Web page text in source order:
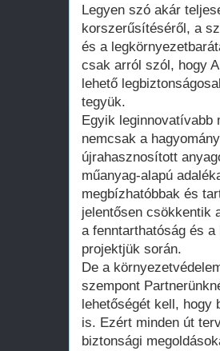
Legyen szó akár
korszerűsítéséről, a
és a
csak arról szól, hogy
lehető
tegyük.
Egyik leginnovatívabb
nemcsak a
újrahasznosított
műanyag-alapú
megbízhatóbbak és
jelentősen csökkentik
a fenntarthatóság és
projektjük során.
De a
szempont
lehetőségét kell, hogy
is. Ezért minden út
biztonsági